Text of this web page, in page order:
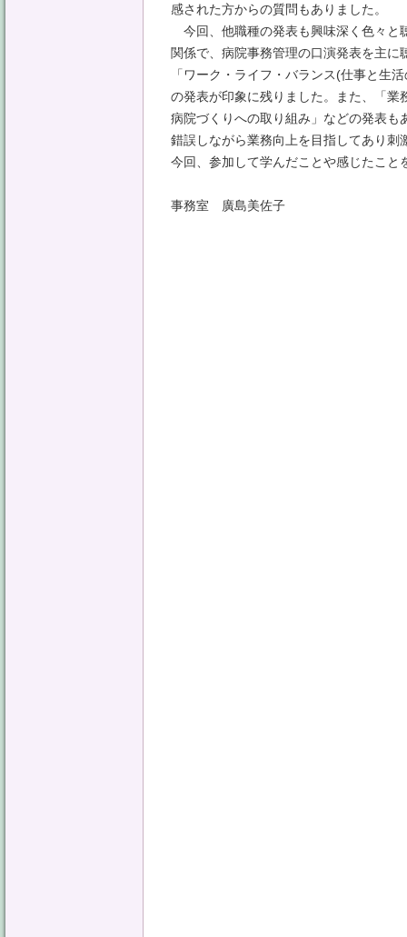
感された方からの質問もありました。
今回、他職種の発表も興味深く色々と
関係で、病院事務管理の口演発表を主
「ワーク・ライフ・バランス(仕事と生
の発表が印象に残りました。また、「
病院づくりへの取り組み」などの発表
錯誤しながら業務向上を目指してあり刺
今回、参加して学んだことや感じたこ
事務室 廣島美佐子